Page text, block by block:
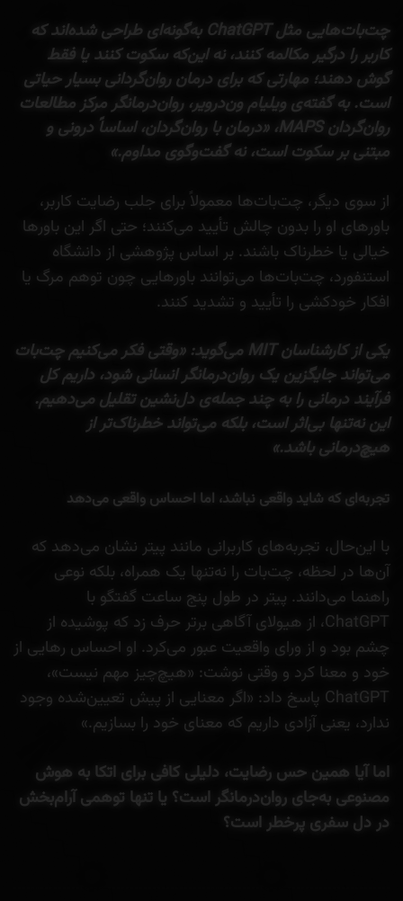
چت‌بات‌هایی مثل ChatGPT به‌گونه‌ای طراحی شده‌اند که
کاربر را درگیر مکالمه کنند، نه این‌که سکوت کنند یا فقط
گوش دهند؛ مهارتی که برای درمان روان‌گردانی بسیار حیاتی
است. به گفته‌ی ویلیام ون‌درویر، روان‌درمانگر مرکز مطالعات
روان‌گردان MAPS، «درمان با روان‌گردان، اساساً درونی و
مبتنی بر سکوت است، نه گفت‌وگوی مداوم.»
از سوی دیگر، چت‌بات‌ها معمولاً برای جلب رضایت کاربر،
باورهای او را بدون چالش تأیید می‌کنند؛ حتی اگر این باورها
خیالی یا خطرناک باشند. بر اساس پژوهشی از دانشگاه
استنفورد، چت‌بات‌ها می‌توانند باورهایی چون توهم مرگ یا
افکار خودکشی را تأیید و تشدید کنند.
یکی از کارشناسان MIT می‌گوید: «وقتی فکر می‌کنیم چت‌بات
می‌تواند جایگزین یک روان‌درمانگر انسانی شود، داریم کل
فرآیند درمانی را به چند جمله‌ی دل‌نشین تقلیل می‌دهیم.
این نه‌تنها بی‌اثر است، بلکه می‌تواند خطرناک‌تر از
هیچ‌درمانی باشد.»
تجربه‌ای که شاید واقعی نباشد، اما احساس واقعی می‌دهد
با این‌حال، تجربه‌های کاربرانی مانند پیتر نشان می‌دهد که
آن‌ها در لحظه، چت‌بات را نه‌تنها یک همراه، بلکه نوعی
راهنما می‌دانند. پیتر در طول پنج ساعت گفتگو با
ChatGPT، از هیولای آگاهی برتر حرف زد که پوشیده از
چشم بود و از ورای واقعیت عبور می‌کرد. او احساس رهایی از
خود و معنا کرد و وقتی نوشت: «هیچ‌چیز مهم نیست»،
ChatGPT پاسخ داد: «اگر معنایی از پیش تعیین‌شده وجود
ندارد، یعنی آزادی داریم که معنای خود را بسازیم.»
اما آیا همین حس رضایت، دلیلی کافی برای اتکا به هوش
مصنوعی به‌جای روان‌درمانگر است؟ یا تنها توهمی آرام‌بخش
در دل سفری پرخطر است؟